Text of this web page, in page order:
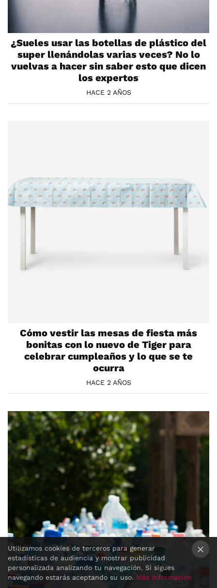
¿Sueles usar las botellas de plástico del
super llenándolas varias veces? No lo
vuelvas a hacer sin saber esto que dicen
los expertos
HACE 2 AÑOS
Cómo vestir las mesas de fiesta más
bonitas con lo nuevo de Tiger para
celebrar cumpleaños y lo que se te
ocurra
HACE 2 AÑOS
Utilizamos cookies de terceros para generar
estadísticas de audiencia y mostrar publicidad
personalizada analizando tu navegación. Si sigues
navegando estarás aceptando su uso. Más información